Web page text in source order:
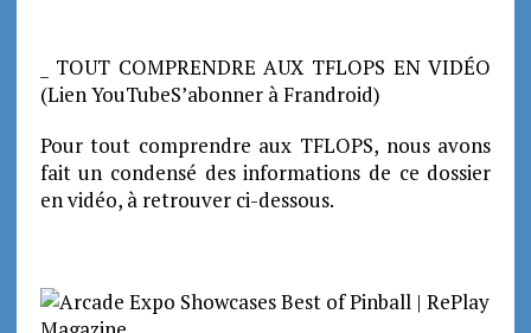
_ TOUT COMPRENDRE AUX TFLOPS EN VIDÉO
(Lien YouTubeS’abonner à Frandroid)
Pour tout comprendre aux TFLOPS, nous avons
fait un condensé des informations de ce dossier
en vidéo, à retrouver ci-dessous.